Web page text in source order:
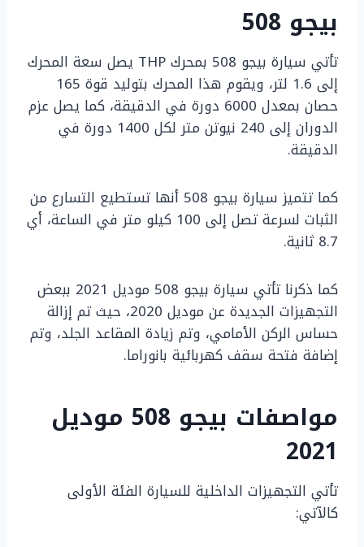
بيجو 508
تأتي سيارة بيجو 508 بمحرك THP يصل سعة المحرك
إلى 1.6 لتر، ويقوم هذا المحرك بتوليد قوة 165
حصان بمعدل 6000 دورة في الدقيقة، كما يصل عزم
الدوران إلى 240 نيوتن متر لكل 1400 دورة في
الدقيقة.
كما تتميز سيارة بيجو 508 أنها تستطيع التسارع من
الثبات لسرعة تصل إلى 100 كيلو متر في الساعة، أي
8.7 ثانية.
كما ذكرنا تأتي سيارة بيجو 508 موديل 2021 ببعض
التجهيزات الجديدة عن موديل 2020، حيث تم إزالة
حساس الركن الأمامي، وتم زيادة المقاعد الجلد، وتم
إضافة فتحة سقف كهربائية بانوراما.
مواصفات بيجو 508 موديل
2021
تأتي التجهيزات الداخلية للسيارة الفئة الأولى
كالآتي: